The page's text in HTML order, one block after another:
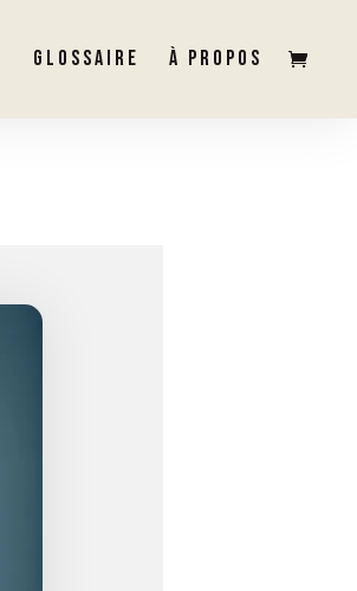
GLOSSAIRE À PROPOS